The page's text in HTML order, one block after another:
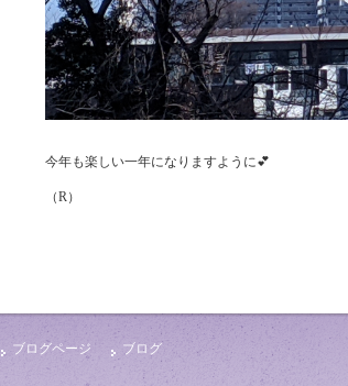
今年も楽しい一年になりますように💕
（R）
ブログページ ブログ